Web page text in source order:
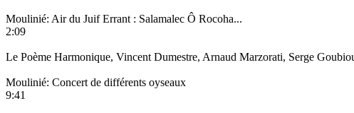
Moulinié: Air du Juif Errant : Salamalec Ô Rocoha...
2:09
Le Poème Harmonique, Vincent Dumestre, Arnaud Marzorati, Serge
Moulinié: Concert de différents oyseaux
9:41